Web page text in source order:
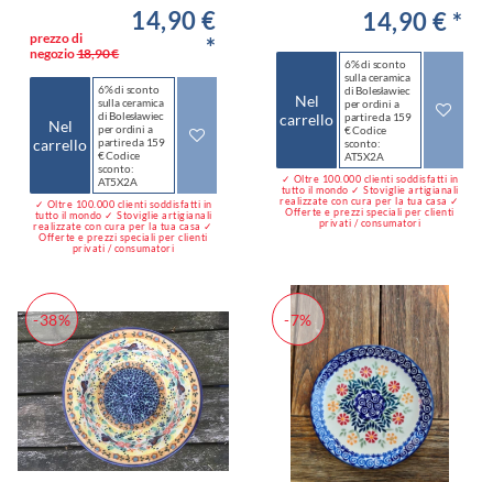
prezzo di
negozio18,90 €
14,90 €
*
Nel
carrello
6% di sconto
sulla ceramica
di Bolesławiec
per ordini a
partire da 159
€ Codice
sconto:
AT5X2A
✓ Oltre 100.000 clienti soddisfatti in
tutto il mondo ✓ Stoviglie artigianali
realizzate con cura per la tua casa ✓
Offerte e prezzi speciali per clienti
privati / consumatori
14,90 € *
Nel
carrello
6% di sconto
sulla ceramica
di Bolesławiec
per ordini a
partire da 159
€ Codice
sconto:
AT5X2A
✓ Oltre 100.000 clienti soddisfatti in
tutto il mondo ✓ Stoviglie artigianali
realizzate con cura per la tua casa ✓
Offerte e prezzi speciali per clienti
privati / consumatori
-38% -7%